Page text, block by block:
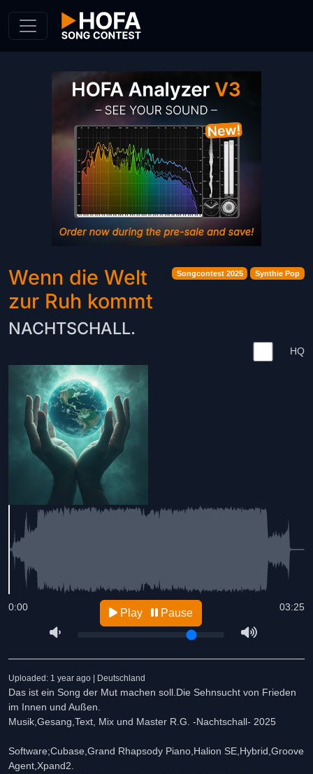
Songcontest 2025 Synthie Pop
Wenn die Welt
zur Ruh kommt
NACHTSCHALL.
HQ
03:25
0:00 Play Pause
Uploaded: 1 year ago | Deutschland
Das ist ein Song der Mut machen soll.Die Sehnsucht von Frieden
im Innen und Außen.
Musik,Gesang,Text, Mix und Master R.G. -Nachtschall- 2025
Software;Cubase,Grand Rhapsody Piano,Halion SE,Hybrid,Groove
Agent,Xpand2.